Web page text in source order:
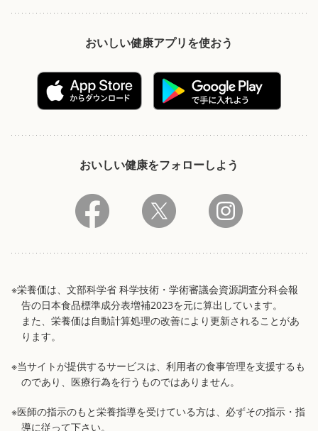
おいしい健康アプリを使おう
おいしい健康をフォローしよう
※栄養価は、文部科学省 科学技術・学術審議会資源調査分科会報
告の日本食品標準成分表増補2023を元に算出しています。
また、栄養価は自動計算処理の改善により更新されることがあ
ります。
※当サイトが提供するサービスは、利用者の食事管理を支援するも
のであり、医療行為を行うものではありません。
※医師の指示のもと栄養指導を受けている方は、必ずその指示・指
導に従って下さい。